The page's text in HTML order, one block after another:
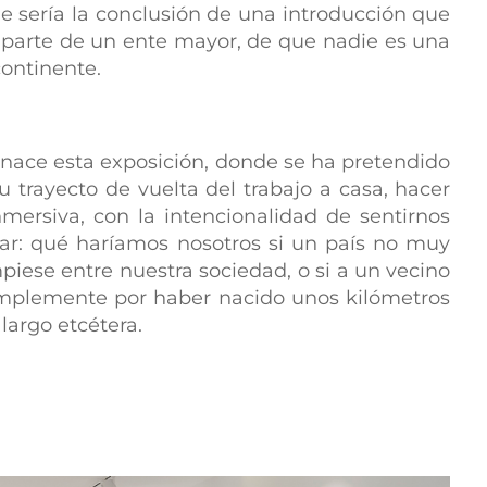
sería la conclusión de una introducción que
de un ente mayor, de que nadie es una
esta exposición, donde se ha pretendido
de vuelta del trabajo a casa, hacer
con la intencionalidad de sentirnos
qué haríamos nosotros si un país no muy
entre nuestra sociedad, o si a un vecino
por haber nacido unos kilómetros
etcétera.